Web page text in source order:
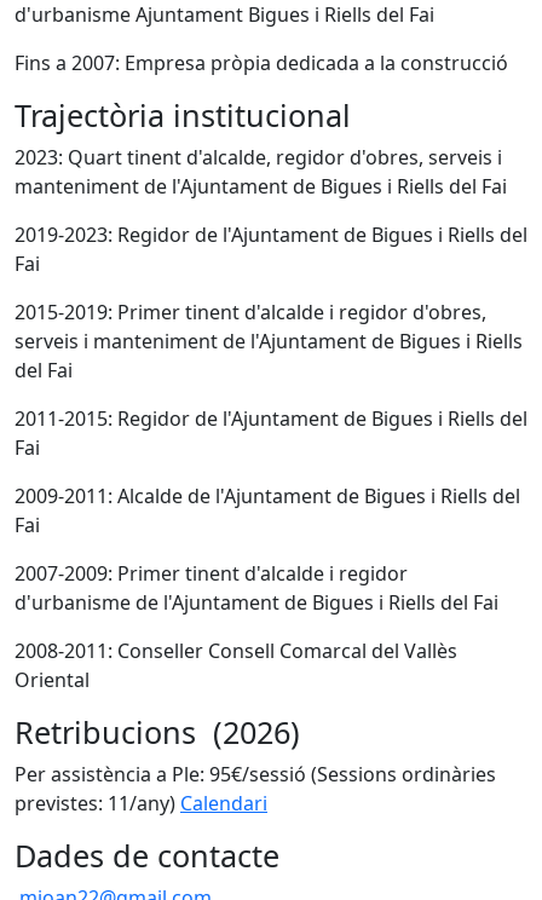
d'urbanisme Ajuntament Bigues i Riells del Fai
Fins a 2007: Empresa pròpia dedicada a la construcció
Trajectòria institucional
2023: Quart tinent d'alcalde, regidor d'obres, serveis i
manteniment de l'Ajuntament de Bigues i Riells del Fai
2019-2023: Regidor de l'Ajuntament de Bigues i Riells del
Fai
2015-2019: Primer tinent d'alcalde i regidor d'obres,
serveis i manteniment de l'Ajuntament de Bigues i Riells
del Fai
2011-2015: Regidor de l'Ajuntament de Bigues i Riells del
Fai
2009-2011: Alcalde de l'Ajuntament de Bigues i Riells del
Fai
2007-2009: Primer tinent d'alcalde i regidor
d'urbanisme de l'Ajuntament de Bigues i Riells del Fai
2008-2011: Conseller Consell Comarcal del Vallès
Oriental
Retribucions (2026)
Per assistència a Ple: 95€/sessió (Sessions ordinàries
previstes: 11/any) Calendari
Dades de contacte